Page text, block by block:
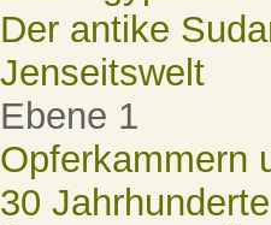
Der antike
Jenseitswelt
Ebene 1
Opferkammern
30